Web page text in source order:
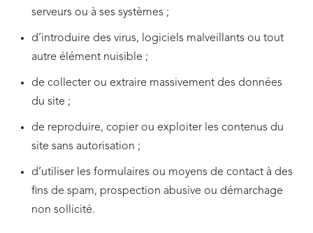
serveurs ou à ses systèmes ;
d’introduire des virus, logiciels malveillants ou tout
autre élément nuisible ;
de collecter ou extraire massivement des données
du site ;
de reproduire, copier ou exploiter les contenus du
site sans autorisation ;
d’utiliser les formulaires ou moyens de contact à des
fins de spam, prospection abusive ou démarchage
non sollicité.